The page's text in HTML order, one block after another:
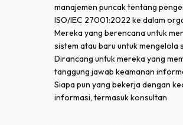
manajemen puncak tentang
ISO/IEC 27001:2022 ke dalam
Mereka yang berencana untuk
sistem atau baru untuk mengelola
Dirancang untuk mereka yang
tanggung jawab keamanan
Siapa pun yang bekerja dengan
informasi, termasuk konsultan